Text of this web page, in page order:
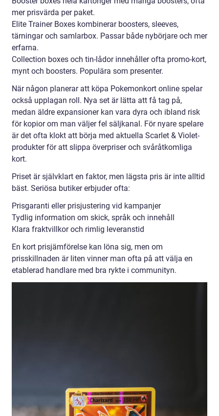
mer prisvärda per paket.
Elite Trainer Boxes kombinerar boosters, sleeves,
tärningar och samlarbox. Passar både nybörjare och mer
erfarna.
Collection boxes och tin-lådor innehåller ofta promo-kort,
mynt och boosters. Populära som presenter.
När någon planerar att köpa Pokemonkort online spelar
också upplagan roll. Nya set är lätta att få tag på,
medan äldre expansioner kan vara dyra och ibland risk
för kopior om man väljer fel säljkanal. För nyare spelare
är det ofta klokt att börja med aktuella Scarlet & Violet-
produkter för att slippa överpriser och svåråtkomliga
kort.
Priset är självklart en faktor, men lägsta pris är inte alltid
bäst. Seriösa butiker erbjuder ofta:
Prisgaranti eller prisjustering vid kampanjer
Tydlig information om skick, språk och innehåll
Klara fraktvillkor och rimlig leveranstid
En kort prisjämförelse kan löna sig, men om
prisskillnaden är liten vinner man ofta på att välja en
etablerad handlare med bra rykte i communityn.